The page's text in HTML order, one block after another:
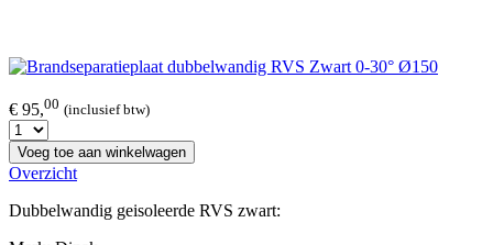
€ 95,00 (inclusief btw)
Voeg toe aan winkelwagen
Overzicht
Dubbelwandig geisoleerde RVS zwart: